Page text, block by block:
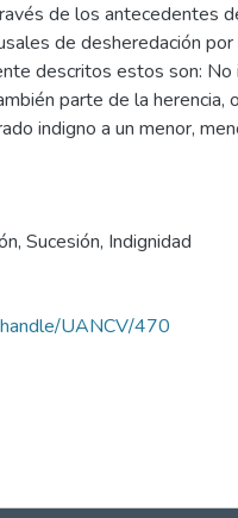
de los antecedentes
de desheredación
descritos estos son: No
parte de la herencia,
indigno a un menor,
, Sucesión, Indignidad
UANCV/470